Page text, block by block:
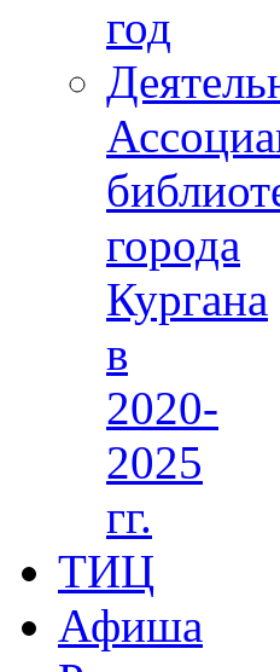
год
города
Кургана
в
2020-
2025
гг.
ТИЦ
Афиша